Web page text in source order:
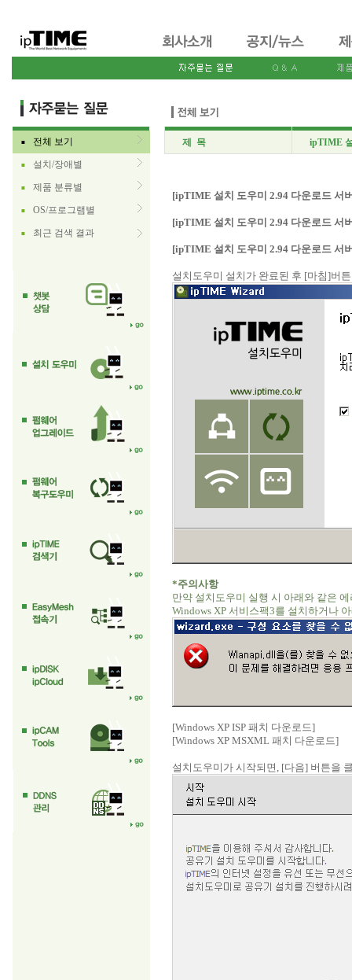
■ 전체 보기
■ 설치/장애별
■ 제품 분류별
■ OS/프로그램별
■ 최근 검색 결과
제 목 ipTIME
[ipTIME 설치 도우미 2.94 다운로드 서
[ipTIME 설치 도우미 2.94 다운로드 서
[ipTIME 설치 도우미 2.94 다운로드 서
설치도우미 설치가 완료된 후 [마침]버
*주의사항
만약 설치도우미 실행 시 아래와 같은
Windows XP 서비스팩3를 설치하거나
[Windows XP ISP 패치 다운로드]
[Windows XP MSXML 패치 다운로드]
설치도우미가 시작되면, [다음] 버튼을